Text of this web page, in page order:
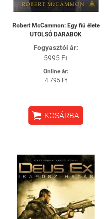
Robert McCammon: Egy fiú élete
UTOLSÓ DARABOK
Fogyasztói ár:
5995 Ft
Online ár:
4 795 Ft
 KOSÁRBA